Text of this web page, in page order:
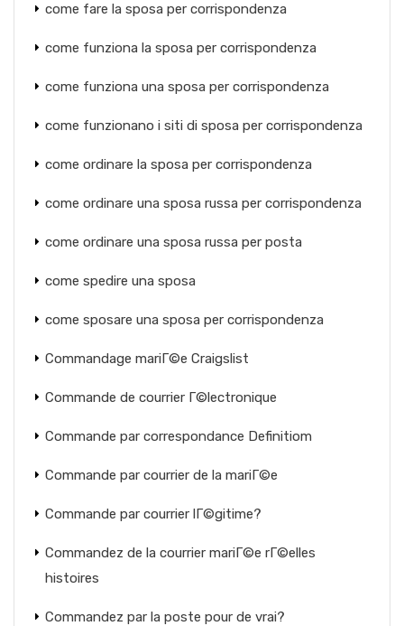
come fare la sposa per corrispondenza
come funziona la sposa per corrispondenza
come funziona una sposa per corrispondenza
come funzionano i siti di sposa per corrispondenza
come ordinare la sposa per corrispondenza
come ordinare una sposa russa per corrispondenza
come ordinare una sposa russa per posta
come spedire una sposa
come sposare una sposa per corrispondenza
Commandage mariГ©e Craigslist
Commande de courrier Г©lectronique
Commande par correspondance Definitiom
Commande par courrier de la mariГ©e
Commande par courrier lГ©gitime?
Commandez de la courrier mariГ©e rГ©elles
histoires
Commandez par la poste pour de vrai?